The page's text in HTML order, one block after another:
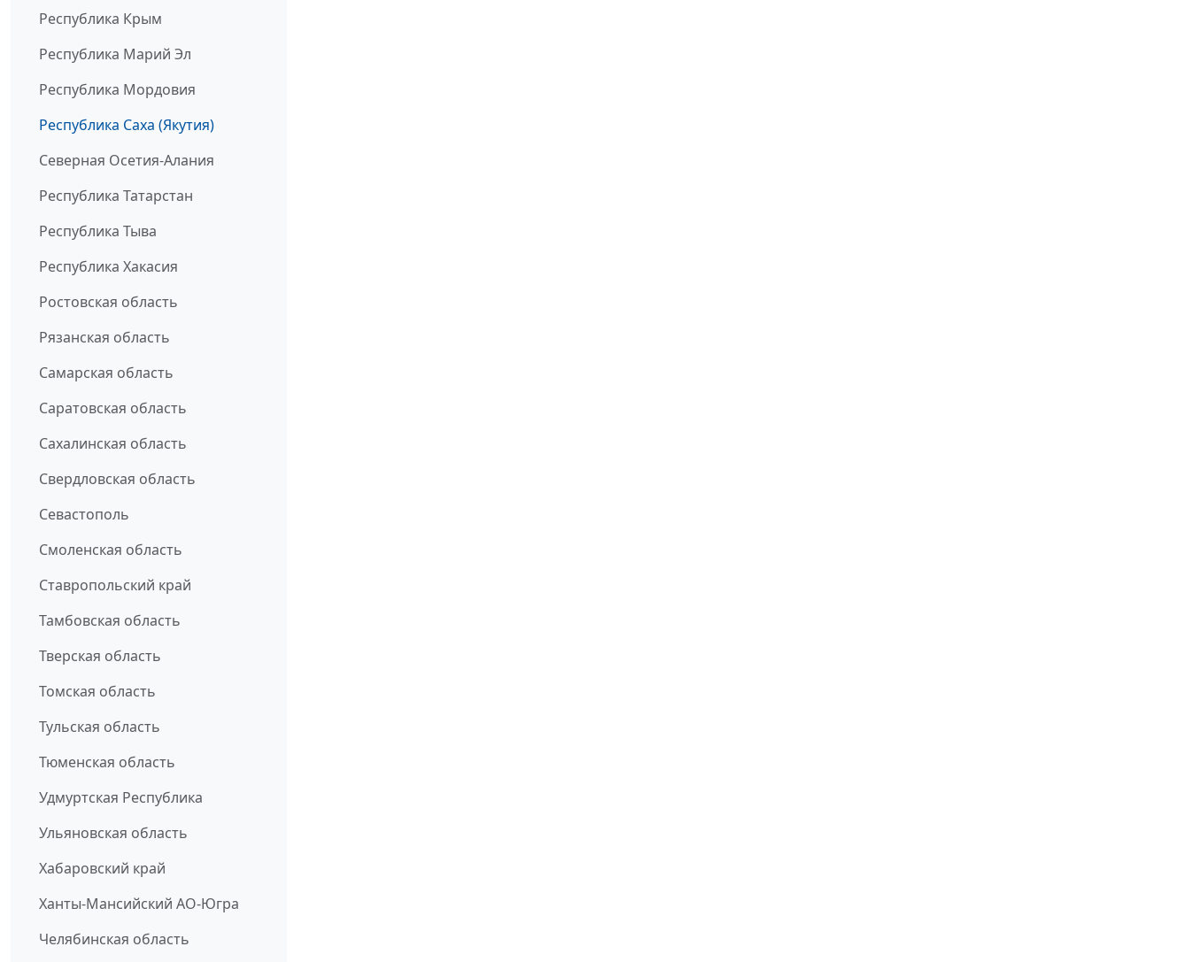
Республика Крым
Республика Марий Эл
Республика Мордовия
Республика Саха (Якутия)
Северная Осетия-Алания
Республика Татарстан
Республика Тыва
Республика Хакасия
Ростовская область
Рязанская область
Самарская область
Саратовская область
Сахалинская область
Свердловская область
Севастополь
Смоленская область
Ставропольский край
Тамбовская область
Тверская область
Томская область
Тульская область
Тюменская область
Удмуртская Республика
Ульяновская область
Хабаровский край
Ханты-Мансийский АО-Югра
Челябинская область